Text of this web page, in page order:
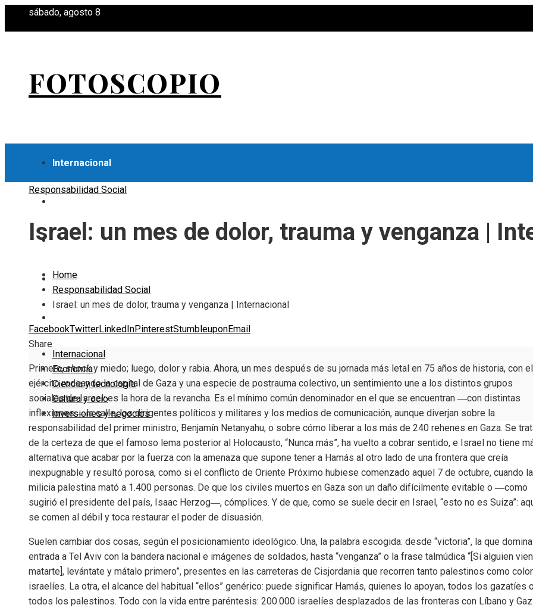
sábado, agosto 8
FOTOSCOPIO
Internacional
Ciencia y tecnología
Cultura y ocio
Internacional
Economía
Ciencia y tecnología
Cultura y ocio
Inversiones y negocios
Responsabilidad Social
Israel: un mes de dolor, trauma y venganza |
Home
Responsabilidad Social
Israel: un mes de dolor, trauma y venganza | Internacional
FacebookTwitterLinkedInPinterestStumbleuponEmail
Share
Primero,shocky miedo; luego, dolor y rabia. Ahora, un mes después de su jornada más letal en 75 años de historia, con el
ejército rodeando la capital de Gaza y una especie de postrauma colectivo, un sentimiento une a los distintos grupos
sociales de Israel: es la hora de la revancha. Es el mínimo común denominador en el que se encuentran ―con distintas
inflexiones― la calle, los dirigentes políticos y militares y los medios de comunicación, aunque diverjan sobre la
responsabilidad del primer ministro, Benjamín Netanyahu, o sobre cómo liberar a los más de 240 rehenes en Gaza. Se
de la certeza de que el famoso lema posterior al Holocausto, “Nunca más”, ha vuelto a cobrar sentido, e Israel no tiene
alternativa que acabar por la fuerza con la amenaza que supone tener a Hamás al otro lado de una frontera que creía
inexpugnable y resultó porosa, como si el conflicto de Oriente Próximo hubiese comenzado aquel 7 de octubre, cuando la
milicia palestina mató a 1.400 personas. De que los civiles muertos en Gaza son un daño difícilmente evitable o ―como
sugirió el presidente del país, Isaac Herzog―, cómplices. Y de que, como se suele decir en Israel, “esto no es Suiza”:
se comen al débil y toca restaurar el poder de disuasión.
Suelen cambiar dos cosas, según el posicionamiento ideológico. Una, la palabra escogida: desde “victoria”, la que
entrada a Tel Aviv con la bandera nacional e imágenes de soldados, hasta “venganza” o la frase talmúdica “[Si alguien
matarte], levántate y mátalo primero”, presentes en las carreteras de Cisjordania que recorren tanto palestinos como
israelíes. La otra, el alcance del habitual “ellos” genérico: puede significar Hamás, quienes lo apoyan, todos los gazatíes o
todos los palestinos. Todo con la vida entre paréntesis: 200.000 israelíes desplazados de las fronteras con Líbano y